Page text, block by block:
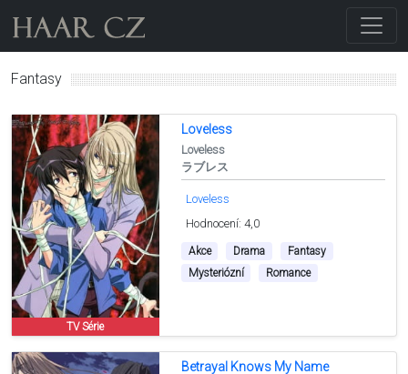
Fantasy
TV Série
Loveless
Loveless
ラブレス
Loveless
Hodnocení: 4,0
Akce Drama
Fantasy
Mysteriózní
Romance
Betrayal Knows My Name